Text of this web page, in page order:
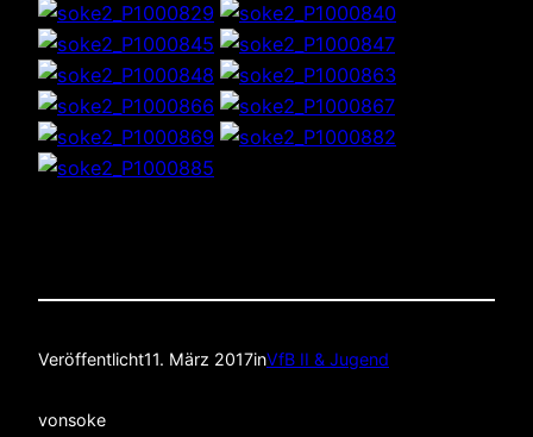
Veröffentlicht11. März 2017inVfB II & Jugend
vonsoke